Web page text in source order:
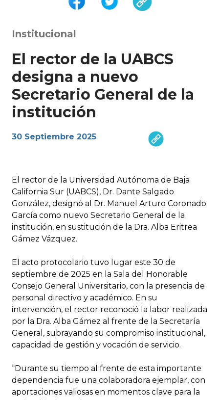
Institucional
El rector de la UABCS
designa a nuevo
Secretario General de la
institución
30 Septiembre 2025
El rector de la Universidad Autónoma de Baja
California Sur (UABCS), Dr. Dante Salgado
González, designó al Dr. Manuel Arturo Coronado
García como nuevo Secretario General de la
institución, en sustitución de la Dra. Alba Eritrea
Gámez Vázquez.
El acto protocolario tuvo lugar este 30 de
septiembre de 2025 en la Sala del Honorable
Consejo General Universitario, con la presencia de
personal directivo y académico. En su
intervención, el rector reconoció la labor realizada
por la Dra. Alba Gámez al frente de la Secretaría
General, subrayando su compromiso institucional,
capacidad de gestión y vocación de servicio.
“Durante su tiempo al frente de esta importante
dependencia fue una colaboradora ejemplar, con
aportaciones valiosas en momentos clave para la